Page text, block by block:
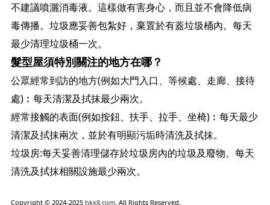
不建議噴灑消毒液。這樣做有害身心，而且並不會降低病
毒傳播。垃圾應妥善包紮好，棄置於有蓋垃圾桶內。每天
最少清理垃圾桶一次。
髮型屋須特別關注的地方在哪？
公眾經常到訪的地方(例如大門入口、等候處、走廊、接待
處)︰每天清潔及拭抹最少兩次。
經常接觸的表面(例如按鈕、扶手、拉手、坐椅)︰每天最少
清潔及拭抹兩次，並於有明顯污垢時清洗及拭抹。
垃圾房:每天妥善清理儲存於垃圾房內的垃圾及廢物。每天
清洗及拭抹相關設施最少兩次。
Copyright © 2024-2025 hkx8.com. All Rights Reserved.